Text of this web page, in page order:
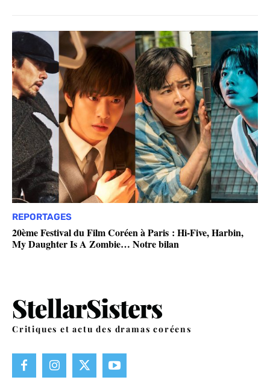
REPORTAGES
20ème Festival du Film Coréen à Paris : Hi-Five, Harbin,
My Daughter Is A Zombie… Notre bilan
Critiques et actu des dramas coréens